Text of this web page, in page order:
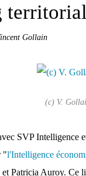
territorial
Gollain
(c) V.
SVP Intelligence
"l'Intelligence
Patricia Auroy. Ce